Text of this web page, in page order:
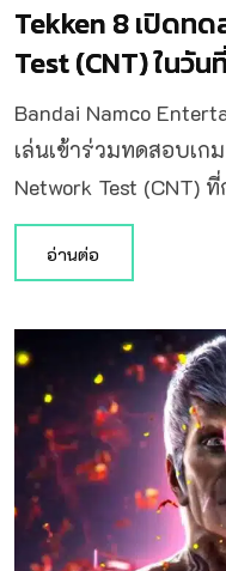
Tekken 8 เปิดท
Test (CNT) ในวั
Bandai Namco
เล่นเข้าร่วมทดสอบเก
Network Test (CNT)
อ่านต่อ